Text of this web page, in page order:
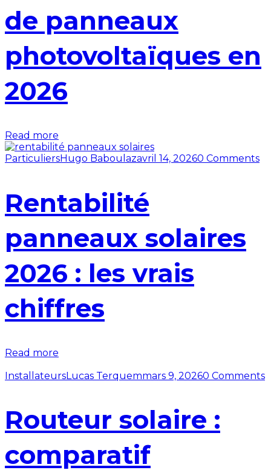
de panneaux
photovoltaïques en
2026
Read more
ParticuliersHugo Baboulazavril 14, 20260 Comments
Rentabilité
panneaux solaires
2026 : les vrais
chiffres
Read more
InstallateursLucas Terquemmars 9, 20260 Comments
Routeur solaire :
comparatif